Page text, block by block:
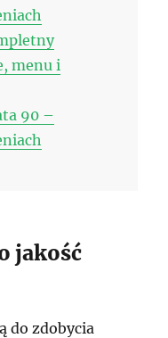
menu i
90 –
jakość
do zdobycia